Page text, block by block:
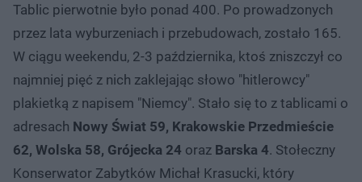
Tablic pierwotnie było ponad 400. Po prowadzonych
przez lata wyburzeniach i przebudowach, zostało 165.
W ciągu weekendu, 2-3 października, ktoś zniszczył co
najmniej pięć z nich zaklejając słowo "hitlerowcy"
plakietką z napisem "Niemcy". Stało się to z tablicami o
adresach Nowy Świat 59, Krakowskie Przedmieście
62, Wolska 58, Grójecka 24 oraz Barska 4. Stołeczny
Konserwator Zabytków Michał Krasucki, który